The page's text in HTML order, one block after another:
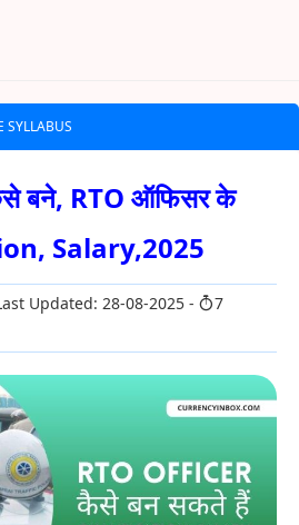
SYLLABUS
बने, RTO ऑफिसर के
Salary,2025
Updated: 28-08-2025
7